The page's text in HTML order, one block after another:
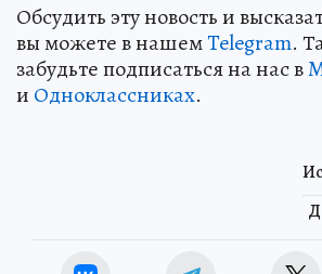
Обсудить эту новость и
вы можете в нашемTelegram.
забудьте подписаться на нас в
и Одноклассниках.